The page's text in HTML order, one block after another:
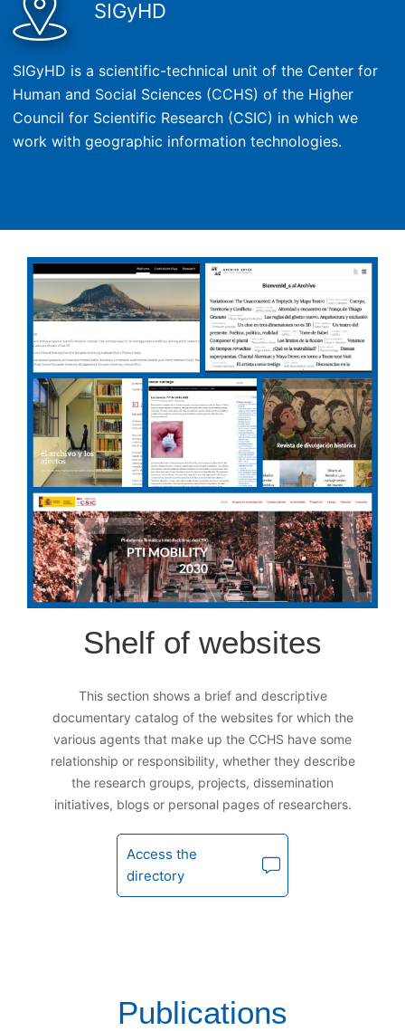
SIGyHD
SIGyHD is a scientific-technical unit of the Center for
Human and Social Sciences (CCHS) of the Higher
Council for Scientific Research (CSIC) in which we
work with geographic information technologies.
Shelf of websites
This section shows a brief and descriptive
documentary catalog of the websites for which the
various agents that make up the CCHS have some
relationship or responsibility, whether they describe
the research groups, projects, dissemination
initiatives, blogs or personal pages of researchers.
Access the
directory
Publications